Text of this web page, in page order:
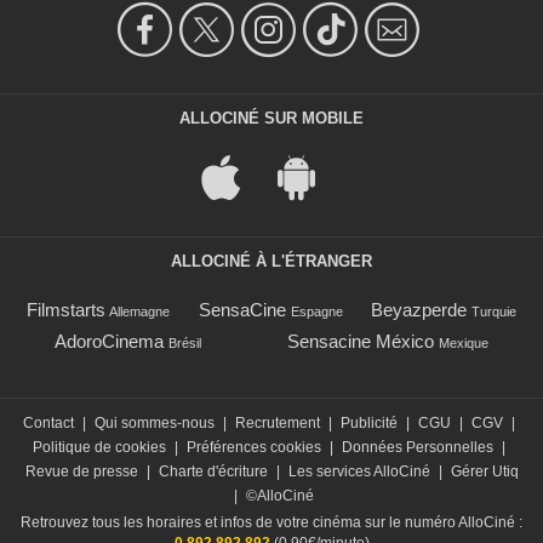
ALLOCINÉ SUR MOBILE
ALLOCINÉ À L'ÉTRANGER
Filmstarts Allemagne SensaCine Espagne Beyazperde Turquie
AdoroCinema Brésil Sensacine México Mexique
Contact Qui sommes-nous Recrutement Publicité CGU CGV
Politique de cookies
Préférences cookies Données Personnelles
Revue de presse
Charte d'écriture Les services AlloCiné
Gérer Utiq
©AlloCiné
Retrouvez tous les horaires et infos de votre cinéma sur le numéro AlloCiné :